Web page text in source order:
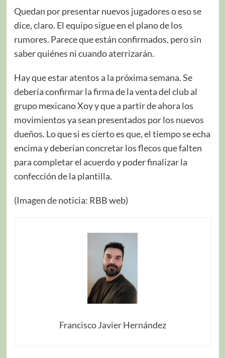
Quedan por presentar nuevos jugadores o eso se
dice, claro. El equipo sigue en el plano de los
rumores. Parece que están confirmados, pero sin
saber quiénes ni cuando aterrizarán.
Hay que estar atentos a la próxima semana. Se
debería confirmar la firma de la venta del club al
grupo mexicano Xoy y que a partir de ahora los
movimientos ya sean presentados por los nuevos
dueños. Lo que si es cierto es que, el tiempo se echa
encima y deberían concretar los flecos que falten
para completar el acuerdo y poder finalizar la
confección de la plantilla.
(Imagen de noticia: RBB web)
Francisco Javier Hernández